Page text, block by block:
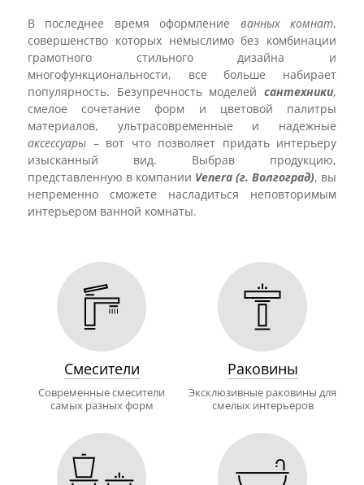
В последнее время оформление ванных комнат,
совершенство которых немыслимо без комбинации
грамотного стильного дизайна и
многофункциональности, все больше набирает
популярность. Безупречность моделей сантехники,
смелое сочетание форм и цветовой палитры
материалов, ультрасовременные и надежные
аксессуары – вот что позволяет придать интерьеру
изысканный вид. Выбрав продукцию,
представленную в компании Venera (г. Волгоград), вы
непременно сможете насладиться неповторимым
интерьером ванной комнаты.
Смесители
Современные смесители
самых разных форм
Раковины
Эксклюзивные раковины для
смелых интерьеров